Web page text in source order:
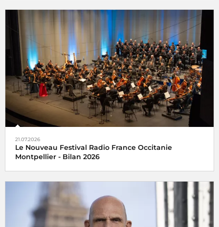
21.07.2026
Le Nouveau Festival Radio France Occitanie
Montpellier - Bilan 2026